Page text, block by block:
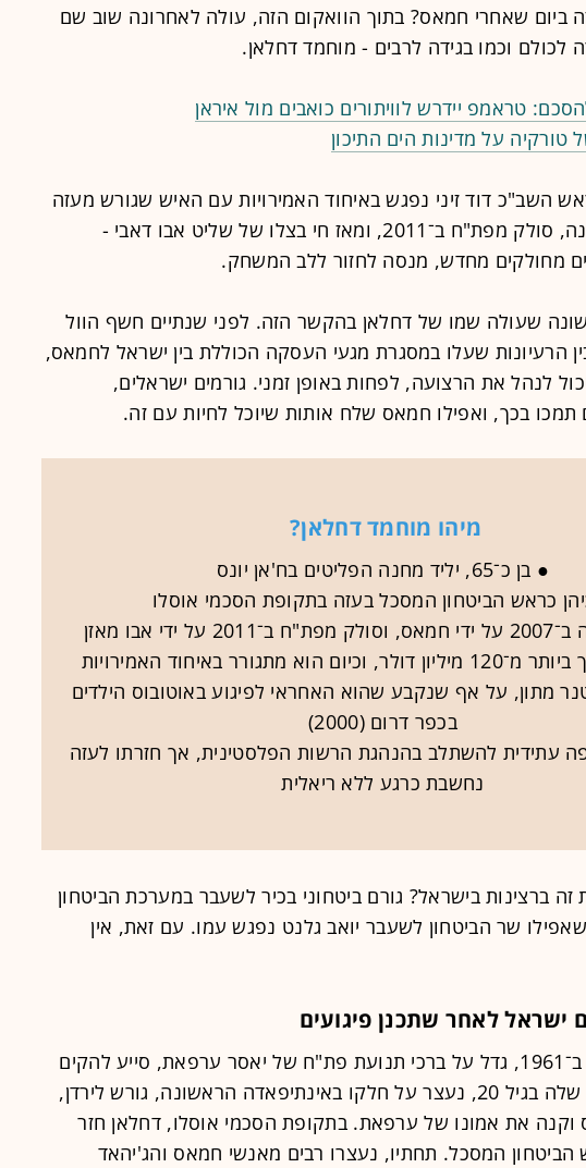
ביום שאחרי חמאס? בתוך הוואקום הזה, עולה לאחרונה שוב שם
וכמו בגידה לרבים - מוחמד דחלאן.
טראמפ יידרש לוויתורים כואבים מול איראן
על מדינות הים התיכון
השב"כ דוד זיני נפגש באיחוד האמירויות עם האיש שגורש מעזה
לפני כמעט 20 שנה, סולק מפת"ח ב־2011, ומאז חי בצלו של שליט אבו דאבי -
מחולקים מחדש, מנסה לחזור ללב המשחק.
שעולה שמו של דחלאן בהקשר הזה. לפני שנתיים חשף הוול
הרעיונות שעלו במסגרת מגעי העסקה הכוללת בין ישראל לחמאס,
לנהל את הרצועה, לפחות באופן זמני. גורמים ישראלים,
תמכו בכך, ואפילו חמאס שלח אותות שיוכל לחיות עם זה.
מיהו מוחמד דחלאן?
● בן כ־65, יליד מחנה הפליטים בח'אן יונס
כראש הביטחון המסכל בעזה בתקופת הסכמי אוסלו
ידי אבו מאזן
הוא מתגורר באיחוד האמירויות
מתון, על אף שנקבע שהוא האחראי לפיגוע באוטובוס הילדים
בכפר דרום (2000)
עתידית להשתלב בהנהגת הרשות הפלסטינית, אך חזרתו לעזה
נחשבת כרגע ללא ריאלית
ברצינות בישראל? גורם ביטחוני בכיר לשעבר במערכת הביטחון
שאפילו שר הביטחון לשעבר יואב גלנט נפגש עמו. עם זאת, אין
ישראל לאחר שתכנן פיגועים
דחלאן נולד בעזה ב־1961, גדל על ברכי תנועת פת"ח של יאסר ערפאת, סייע להקים
את תנועת הנוער שלה בגיל 20, נעצר על חלקו באינתיפאדה הראשונה, גורש לירדן,
וקנה את אמונו של ערפאת. בתקופת הסכמי אוסלו, דחלאן חזר
הביטחון המסכל. תחתיו, נעצרו רבים מאנשי חמאס והג'יהאד